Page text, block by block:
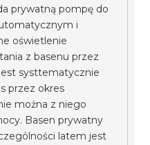
prywatną pompę do
i
oświetlenie
z basenu przez
systtematycznie
przez okres
można z niego
Basen prywatny
latem jest